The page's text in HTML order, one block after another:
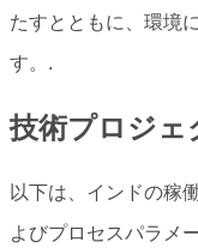
たすとともに、環境
す。.
技術プロジェ
以下は、インドの稼
よびプロセスパラメ